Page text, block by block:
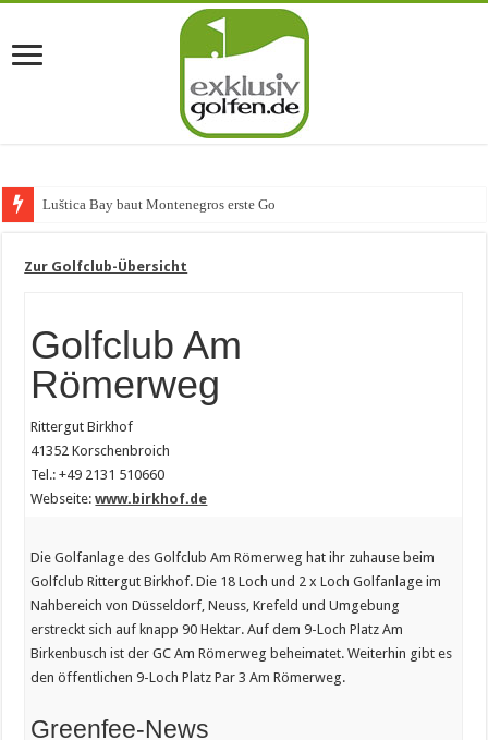
Luštica Bay baut Montenegros erste Golf-Communit
Zur Golfclub-Übersicht
Golfclub Am
Römerweg
Rittergut Birkhof
41352 Korschenbroich
Tel.: +49 2131 510660
Webseite:www.birkhof.de
Die Golfanlage des Golfclub Am Römerweg hat ihr zuhause beim
Golfclub Rittergut Birkhof. Die 18 Loch und 2 x Loch Golfanlage im
Nahbereich von Düsseldorf, Neuss, Krefeld und Umgebung
erstreckt sich auf knapp 90 Hektar. Auf dem 9-Loch Platz Am
Birkenbusch ist der GC Am Römerweg beheimatet. Weiterhin gibt es
den öffentlichen 9-Loch Platz Par 3 Am Römerweg.
Greenfee-News